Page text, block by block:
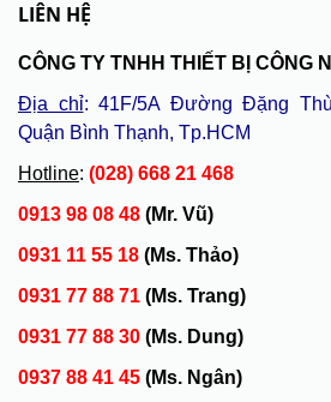
LIÊN HỆ
CÔNG TY TNHH THIẾT BỊ CÔNG
Địa chỉ: 41F/5A Đường Đặng
Quận Bình Thạnh, Tp.HCM
Hotline: (028) 668 21 468
0913 98 08 48 (Mr. Vũ)
0931 11 55 18 (Ms. Thảo)
0931 77 88 71 (Ms. Trang)
0931 77 88 30 (Ms. Dung)
0937 88 41 45 (Ms. Ngân)